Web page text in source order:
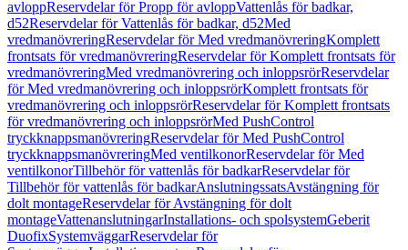
avloppReservdelar för Propp för avloppVattenlås för badkar,
d52Reservdelar för Vattenlås för badkar, d52Med
vredmanövreringReservdelar för Med vredmanövreringKomplett
frontsats för vredmanövreringReservdelar för Komplett frontsats för
vredmanövreringMed vredmanövrering och inloppsrörReservdelar
för Med vredmanövrering och inloppsrörKomplett frontsats för
vredmanövrering och inloppsrörReservdelar för Komplett frontsats
för vredmanövrering och inloppsrörMed PushControl
tryckknappsmanövreringReservdelar för Med PushControl
tryckknappsmanövreringMed ventilkonorReservdelar för Med
ventilkonorTillbehör för vattenlås för badkarReservdelar för
Tillbehör för vattenlås för badkarAnslutningssatsAvstängning för
dolt montageReservdelar för Avstängning för dolt
montageVattenanslutningarInstallations- och spolsystemGeberit
DuofixSystemväggarReservdelar för